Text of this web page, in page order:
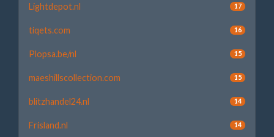
Lightdepot.nl 17
tiqets.com 16
Plopsa.be/nl 15
maeshillscollection.com 15
blitzhandel24.nl 14
Frisland.nl 14